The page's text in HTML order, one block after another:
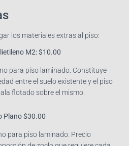
los materiales extras al piso:
M2:$10.00
para piso laminado. Constituye
entre el suelo existente y el piso
flotado sobre el mismo.
Plano$30.00
para piso laminado. Precio